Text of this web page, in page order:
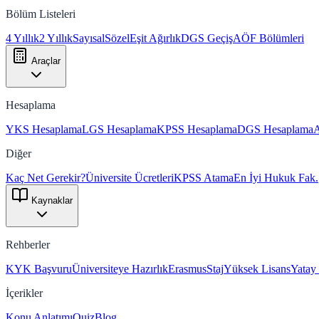
Bölüm Listeleri
4 Yıllık2 YıllıkSayısalSözelEşit AğırlıkDGS GeçişAÖF Bölümleri
Araçlar
Hesaplama
YKS HesaplamaLGS HesaplamaKPSS HesaplamaDGS Hesaplama
Diğer
Kaç Net Gerekir?Üniversite ÜcretleriKPSS AtamaEn İyi Hukuk Fak.
Kaynaklar
Rehberler
KYK BaşvuruÜniversiteye HazırlıkErasmusStajYüksek LisansYatay
İçerikler